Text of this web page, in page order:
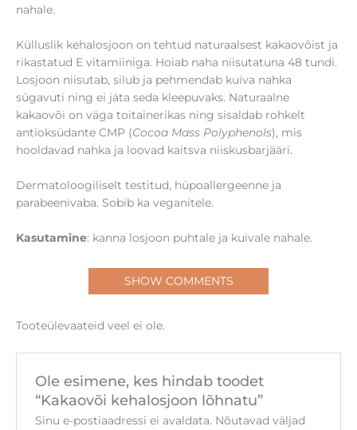
nahale.
Külluslik kehalosjoon on tehtud naturaalsest kakaovõist ja
rikastatud E vitamiiniga. Hoiab naha niisutatuna 48 tundi.
Losjoon niisutab, silub ja pehmendab kuiva nahka
sügavuti ning ei jäta seda kleepuvaks. Naturaalne
kakaovõi on väga toitainerikas ning sisaldab rohkelt
antioksüdante CMP (Cocoa Mass Polyphenols), mis
hooldavad nahka ja loovad kaitsva niiskusbarjääri.
Dermatoloogiliselt testitud, hüpoallergeenne ja
parabeenivaba. Sobib ka veganitele.
Kasutamine: kanna losjoon puhtale ja kuivale nahale.
SHOW COMMENTS
Tooteülevaateid veel ei ole.
Ole esimene, kes hindab toodet
“Kakaovõi kehalosjoon lõhnatu”
Sinu e-postiaadressi ei avaldata. Nõutavad väljad